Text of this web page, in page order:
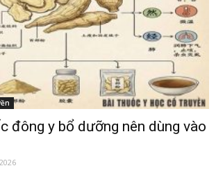
đông y bổ dưỡng nên dùng vào